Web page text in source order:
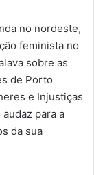
no nordeste,
feminista no
sobre as
de Porto
e Injustiças
para a
da sua